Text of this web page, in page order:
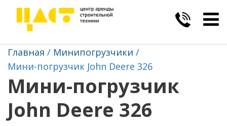
Главная
Минипогрузчики
Мини-погрузчик John Deere 326
Мини-погрузчик
John Deere 326